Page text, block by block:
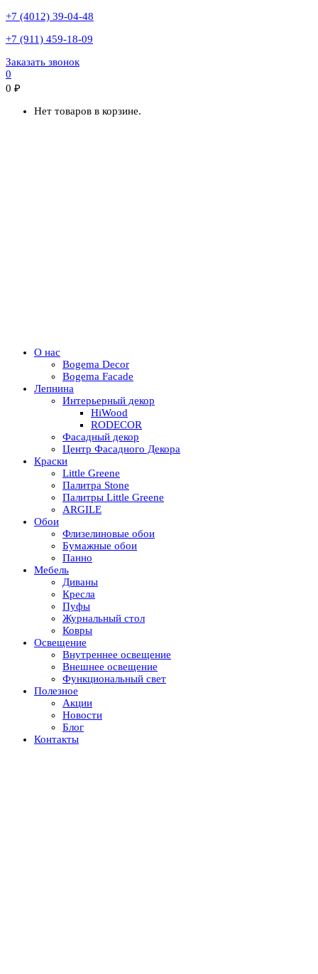
+7 (4012) 39-04-48
+7 (911) 459-18-09
Заказать звонок
0
0 ₽
Нет товаров в корзине.
О нас
Bogema Decor
Bogema Facade
Лепнина
Интерьерный декор
HiWood
RODECOR
Фасадный декор
Центр Фасадного Декора
Краски
Little Greene
Палитра Stone
Палитры Little Greene
ARGILE
Обои
Флизелиновые обои
Бумажные обои
Панно
Мебель
Диваны
Кресла
Пуфы
Журнальный стол
Ковры
Освещение
Внутреннее освещение
Внешнее освещение
Функциональный свет
Полезное
Акции
Новости
Блог
Контакты